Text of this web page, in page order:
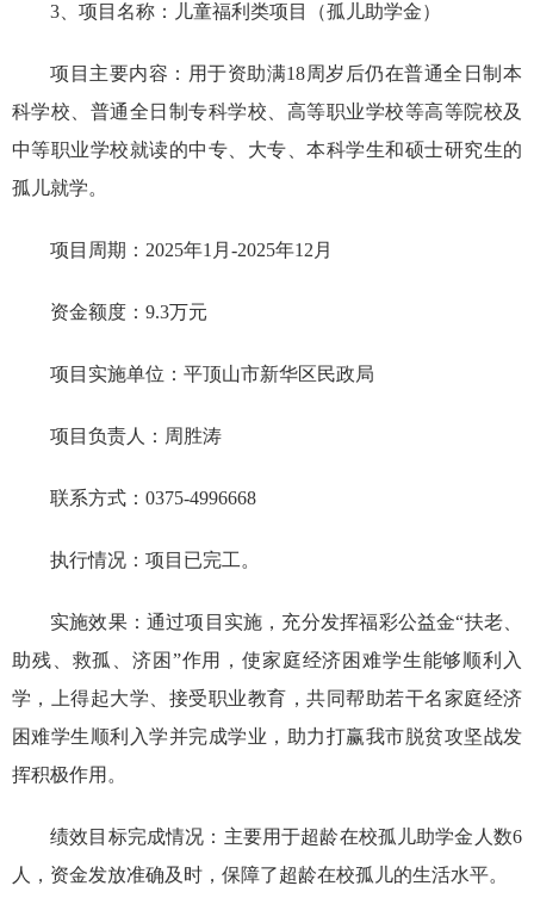
3、项目名称：儿童福利类项目（孤儿助学金）
项目主要内容：用于资助满18周岁后仍在普通全日制本
科学校、普通全日制专科学校、高等职业学校等高等院校及
中等职业学校就读的中专、大专、本科学生和硕士研究生的
孤儿就学。
项目周期：2025年1月-2025年12月
资金额度：9.3万元
项目实施单位：平顶山市新华区民政局
项目负责人：周胜涛
联系方式：0375-4996668
执行情况：项目已完工。
实施效果：通过项目实施，充分发挥福彩公益金“扶老、
助残、救孤、济困”作用，使家庭经济困难学生能够顺利入
学，上得起大学、接受职业教育，共同帮助若干名家庭经济
困难学生顺利入学并完成学业，助力打赢我市脱贫攻坚战发
挥积极作用。
绩效目标完成情况：主要用于超龄在校孤儿助学金人数6
人，资金发放准确及时，保障了超龄在校孤儿的生活水平。